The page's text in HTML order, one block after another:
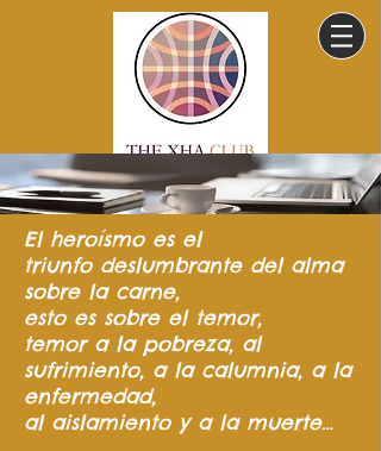
El heroísmo es el
triunfo deslumbrante del alma
sobre la carne,
esto es sobre el temor,
temor a la pobreza, al
sufrimiento, a la calumnia, a la
enfermedad,
al aislamiento y a la muerte…